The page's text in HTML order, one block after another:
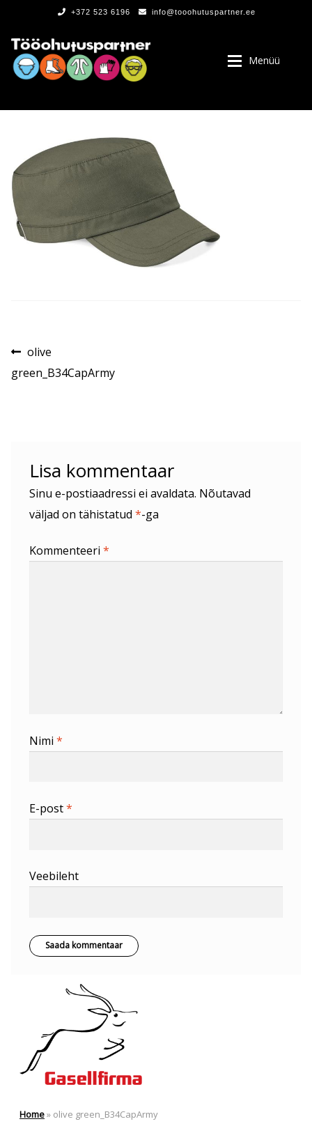
+372 523 6196 info@tooohutuspartner.ee
Menüü
Navigeerimine
Eelmine
postitus:
olive
green_B34CapArmy
Lisa kommentaar
Sinu e-postiaadressi ei avaldata. Nõutavad
väljad on tähistatud *-ga
Kommenteeri *
Nimi *
E-post*
Veebileht
Home» olive green_B34CapArmy